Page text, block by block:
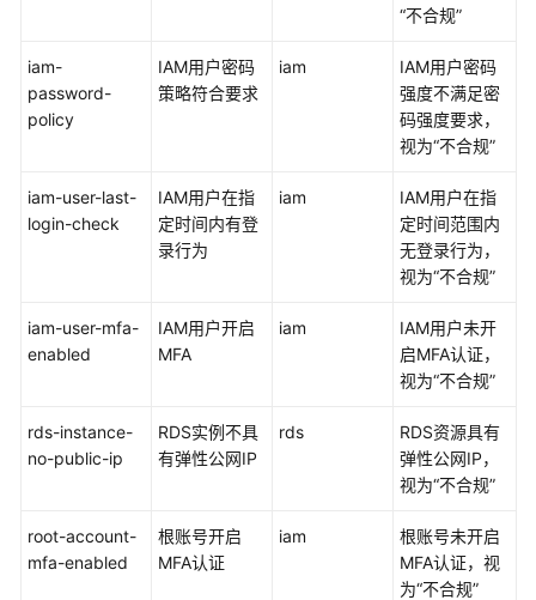
规
合
包
板
模
板
“不合规”
iam-
password-
policy
IAM用户密码
策略符合要求
iam
IAM用户密码
强度不满足密
码强度要求，
视为“不合规”
iam-user-last-
login-check
IAM用户在指
定时间内有登
录行为
iam
IAM用户在指
定时间范围内
无登录行为，
视为“不合规”
iam-user-mfa-
enabled
IAM用户开启
MFA
iam
IAM用户未开
启MFA认证，
视为“不合规”
rds-instance-
no-public-ip
RDS实例不具
有弹性公网IP
rds
RDS资源具有
弹性公网IP，
视为“不合规”
root-account-
mfa-enabled
根账号开启
MFA认证
iam
根账号未开启
MFA认证，视
为“不合规”